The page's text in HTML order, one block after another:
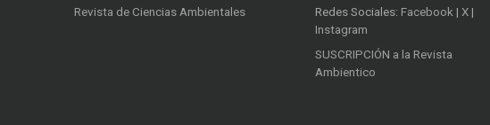
Revista de Ciencias Ambientales
Redes Sociales: Facebook | X |
Instagram
SUSCRIPCIÓN a la Revista
Ambientico